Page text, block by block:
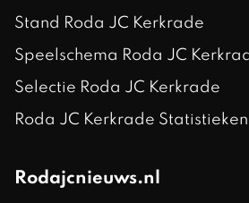
Stand Roda JC Kerkrade
Speelschema Roda JC
Selectie Roda JC Kerkrade
Roda JC Kerkrade Statistieken
Rodajcnieuws.nl